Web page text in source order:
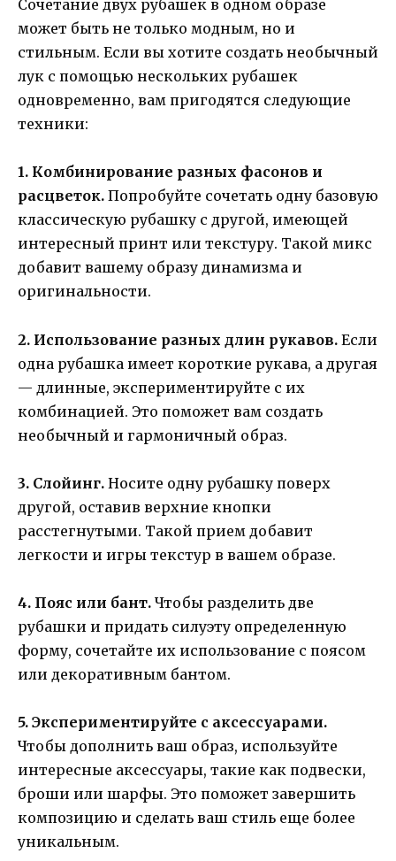
Сочетание двух рубашек в одном образе
может быть не только модным, но и
стильным. Если вы хотите создать необычный
лук с помощью нескольких рубашек
одновременно, вам пригодятся следующие
техники:
1. Комбинирование разных фасонов и
расцветок. Попробуйте сочетать одну базовую
классическую рубашку с другой, имеющей
интересный принт или текстуру. Такой микс
добавит вашему образу динамизма и
оригинальности.
2. Использование разных длин рукавов. Если
одна рубашка имеет короткие рукава, а другая
— длинные, экспериментируйте с их
комбинацией. Это поможет вам создать
необычный и гармоничный образ.
3. Слойинг. Носите одну рубашку поверх
другой, оставив верхние кнопки
расстегнутыми. Такой прием добавит
легкости и игры текстур в вашем образе.
4. Пояс или бант. Чтобы разделить две
рубашки и придать силуэту определенную
форму, сочетайте их использование с поясом
или декоративным бантом.
5. Экспериментируйте с аксессуарами.
Чтобы дополнить ваш образ, используйте
интересные аксессуары, такие как подвески,
броши или шарфы. Это поможет завершить
композицию и сделать ваш стиль еще более
уникальным.